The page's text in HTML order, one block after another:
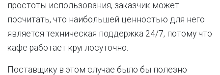
простоты использования, заказчик может
посчитать, что наибольшей ценностью для него
является техническая поддержка 24/7, потому что
кафе работает круглосуточно.
Поставщику в этом случае было бы полезно